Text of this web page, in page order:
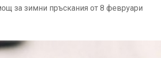
за зимни пръскания от 8 февруари